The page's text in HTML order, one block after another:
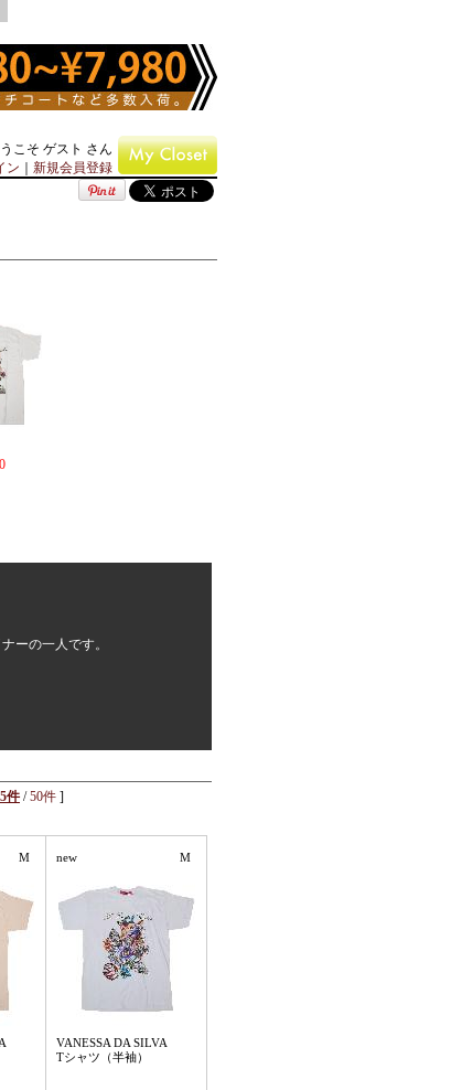
こそ ゲスト さん
ン
新規会員登録
ーの一人です。
件 /50件 ]
M new M
VANESSA DA SILVA
Tシャツ（半袖）